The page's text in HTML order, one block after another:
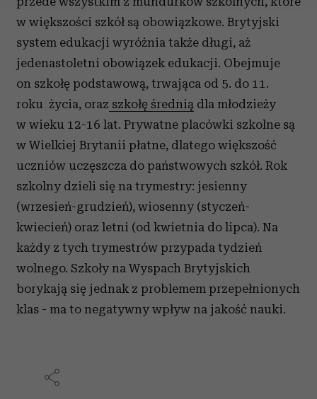
Wykorzystujemy pliki cookie do spersonalizowania treści
i reklam, aby oferować funkcje społecznościowe i
analizować ruch w naszej witrynie. Informacje o tym, jak
korzystasz z naszej witryny, udostępniamy partnerom
społecznościowym, reklamowym i analitycznym.
Partnerzy mogą połączyć te informacje z innymi danymi
otrzymanymi od Ciebie lub uzyskanymi podczas
korzystania z ich usług.
w większości szkół są obowiązkowe. Brytyjski
system edukacji wyróżnia także długi, aż
jedenastoletni obowiązek edukacji. Obejmuje
on szkołę podstawową, trwająca od 5. do 11.
roku życia, oraz szkołę średnią dla młodzieży
w wieku 12-16 lat. Prywatne placówki szkolne są
w Wielkiej Brytanii płatne, dlatego większość
uczniów uczęszcza do państwowych szkół. Rok
szkolny dzieli się na trymestry: jesienny
(wrzesień-grudzień), wiosenny (styczeń-
kwiecień) oraz letni (od kwietnia do lipca). Na
każdy z tych trymestrów przypada tydzień
wolnego. Szkoły na Wyspach Brytyjskich
borykają się jednak z problemem przepełnionych
klas - ma to negatywny wpływ na jakość nauki.